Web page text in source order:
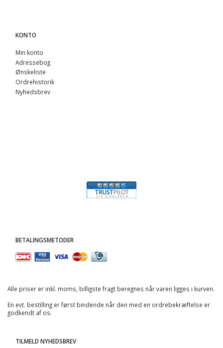
KONTO
Min konto
Adressebog
Ønskeliste
Ordrehistorik
Nyhedsbrev
BETALINGSMETODER
Alle priser er inkl. moms, billigste fragt beregnes når varen ligges i kurven.
En evt. bestilling er først bindende når den med en ordrebekræftelse er
godkendt af os.
TILMELD NYHEDSBREV